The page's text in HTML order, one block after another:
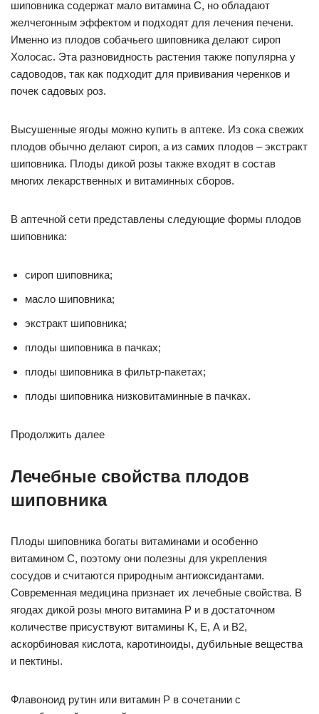
шиповника содержат мало витамина С, но обладают
желчегонным эффектом и подходят для лечения печени.
Именно из плодов собачьего шиповника делают сироп
Холосас. Эта разновидность растения также популярна у
садоводов, так как подходит для прививания черенков и
почек садовых роз.
Высушенные ягоды можно купить в аптеке. Из сока свежих
плодов обычно делают сироп, а из самих плодов – экстракт
шиповника. Плоды дикой розы также входят в состав
многих лекарственных и витаминных сборов.
В аптечной сети представлены следующие формы плодов
шиповника:
сироп шиповника;
масло шиповника;
экстракт шиповника;
плоды шиповника в пачках;
плоды шиповника в фильтр-пакетах;
плоды шиповника низковитаминные в пачках.
Продолжить далее
Лечебные свойства плодов
шиповника
Плоды шиповника богаты витаминами и особенно
витамином C, поэтому они полезны для укрепления
сосудов и считаются природным антиоксидантами.
Современная медицина признает их лечебные свойства. В
ягодах дикой розы много витамина P и в достаточном
количестве присуствуют витамины K, Е, А и В2,
аскорбиновая кислота, каротиноиды, дубильные вещества
и пектины.
Флавоноид рутин или витамин Р в сочетании с